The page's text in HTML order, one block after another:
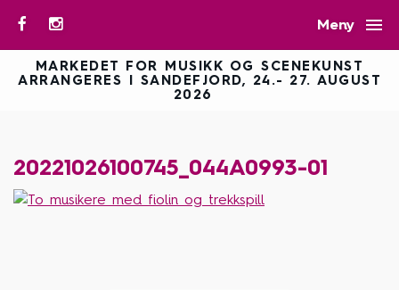
Meny 
MARKEDET FOR MUSIKK OG SCENEKUNST
ARRANGERES I SANDEFJORD, 24.- 27. AUGUST
2026
20221026100745_044A0993-01